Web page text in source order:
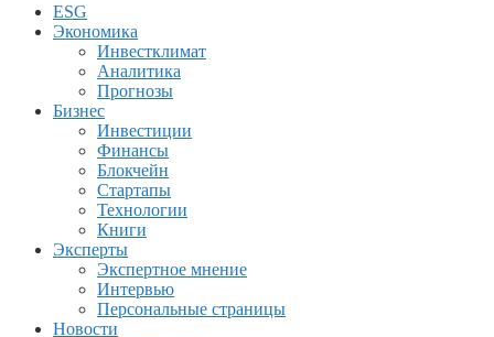
ESG
Экономика
Инвестклимат
Аналитика
Прогнозы
Бизнес
Инвестиции
Финансы
Блокчейн
Стартапы
Технологии
Книги
Эксперты
Экспертное мнение
Интервью
Персональные страницы
Новости